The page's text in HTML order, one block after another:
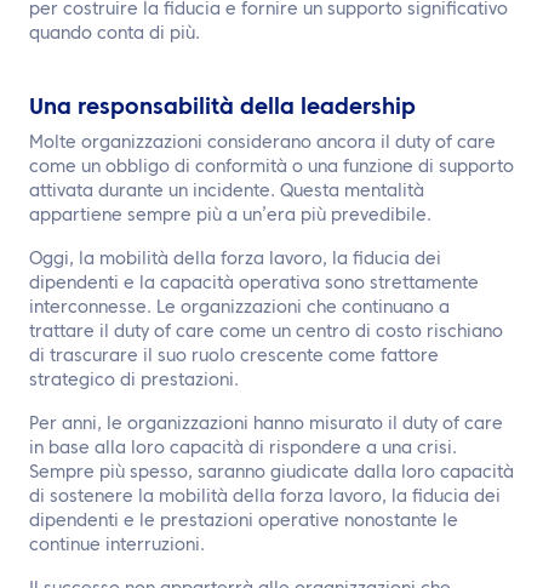
per costruire la fiducia e fornire un supporto significativo
quando conta di più.
Una responsabilità della leadership
Molte organizzazioni considerano ancora il duty of care
come un obbligo di conformità o una funzione di supporto
attivata durante un incidente. Questa mentalità
appartiene sempre più a un’era più prevedibile.
Oggi, la mobilità della forza lavoro, la fiducia dei
dipendenti e la capacità operativa sono strettamente
interconnesse. Le organizzazioni che continuano a
trattare il duty of care come un centro di costo rischiano
di trascurare il suo ruolo crescente come fattore
strategico di prestazioni.
Per anni, le organizzazioni hanno misurato il duty of care
in base alla loro capacità di rispondere a una crisi.
Sempre più spesso, saranno giudicate dalla loro capacità
di sostenere la mobilità della forza lavoro, la fiducia dei
dipendenti e le prestazioni operative nonostante le
continue interruzioni.